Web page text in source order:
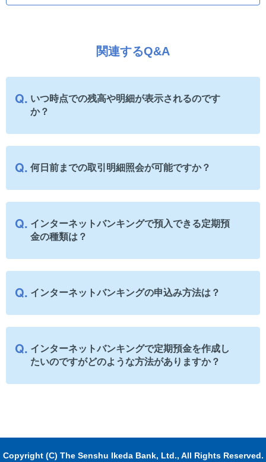
関連するQ&A
いつ時点での残高や明細が表示されるのです
か？
何日前までの取引明細照会が可能ですか？
インターネットバンキングで預入できる定期預
金の種類は？
インターネットバンキングの申込み方法は？
インターネットバンキングで定期預金を作成し
たいのですがどのような方法がありますか？
Copyright (C) The Senshu Ikeda Bank, Ltd., All Rights Reserved.